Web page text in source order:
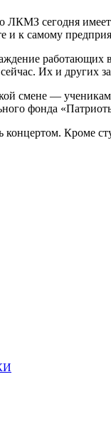
ЛКМЗ сегодня
и к самому
Их и других
смене —
фонда
концертом. Кроме